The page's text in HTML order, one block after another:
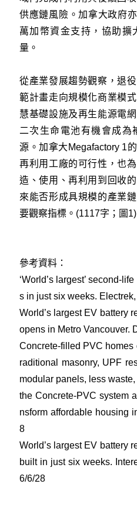
供應鏈風險。加拿大政府
萬加幣資金支持，協助擴
量。
從產業發展趨勢觀察，退
範計畫走向規模化商業模
慧基礎設施及再生能源電
二次生命電池有機會成為
源。加拿大Megafactory 1
再利用工廠的可行性，也
造、使用、再利用到回收
來能否形成具規模的產業
要觀察指標。(1117字；圖1)
參考資料：
‘World’s largest’ second-
s in just six weeks.
World’s largest EV battery
opens in Metro Vancouver.
Concrete-filled PVC homes
raditional masonry, UPF
modular panels, less
the Concrete-PVC system
nsform affordable housing
8
World’s largest EV battery
built in just six weeks.
6/6/28